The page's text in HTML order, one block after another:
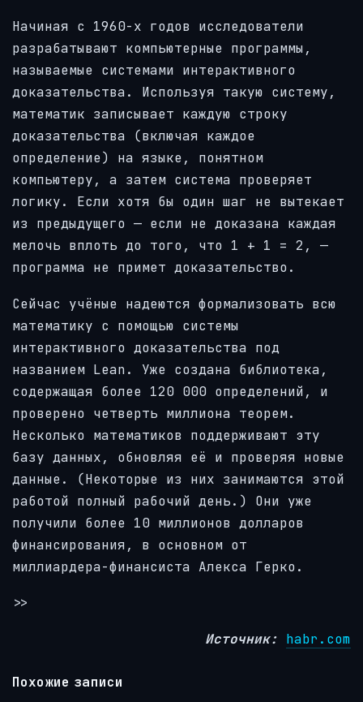
Начиная с 1960-х годов исследователи
разрабатывают компьютерные программы,
называемые системами интерактивного
доказательства. Используя такую систему,
математик записывает каждую строку
доказательства (включая каждое
определение) на языке, понятном
компьютеру, а затем система проверяет
логику. Если хотя бы один шаг не вытекает
из предыдущего — если не доказана каждая
мелочь вплоть до того, что 1 + 1 = 2, —
программа не примет доказательство.
Сейчас учёные надеются формализовать всю
математику с помощью системы
интерактивного доказательства под
названием Lean. Уже создана библиотека,
содержащая более 120 000 определений, и
проверено четверть миллиона теорем.
Несколько математиков поддерживают эту
базу данных, обновляя её и проверяя новые
данные. (Некоторые из них занимаются этой
работой полный рабочий день.) Они уже
получили более 10 миллионов долларов
финансирования, в основном от
миллиардера-финансиста Алекса Герко.
>>
Источник: habr.com
Похожие записи